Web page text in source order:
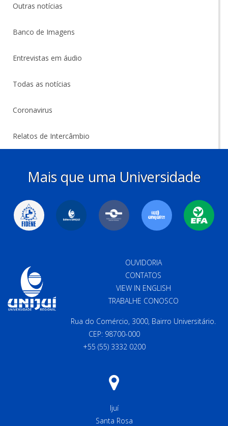
Outras notícias
Banco de Imagens
Entrevistas em áudio
Todas as notícias
Coronavirus
Relatos de Intercâmbio
Mais que uma Universidade
OUVIDORIA
CONTATOS
VIEW IN ENGLISH
TRABALHE CONOSCO
Rua do Comércio, 3000, Bairro Universitário.
CEP: 98700-000
+55 (55) 3332 0200
Ijuí
Santa Rosa